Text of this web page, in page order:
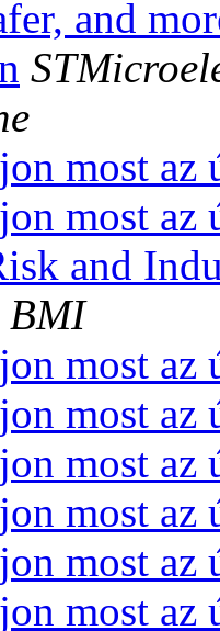
and
most az
most az
and
BMI
most az
most az
most az
most az
most az
most az